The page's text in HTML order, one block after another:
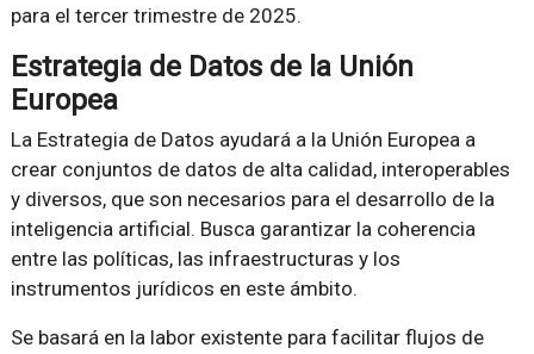
para el tercer trimestre de 2025.
Estrategia de Datos de la Unión
Europea
La Estrategia de Datos ayudará a la Unión Europea a
crear conjuntos de datos de alta calidad, interoperables
y diversos, que son necesarios para el desarrollo de la
inteligencia artificial. Busca garantizar la coherencia
entre las políticas, las infraestructuras y los
instrumentos jurídicos en este ámbito.
Se basará en la labor existente para facilitar flujos de